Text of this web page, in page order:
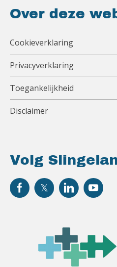
Volg
Over deze
Cookieverklaring
Privacyverklaring
Toegankelijkheid
Disclaimer